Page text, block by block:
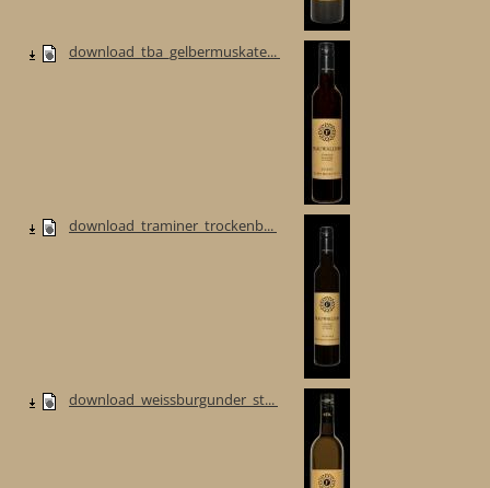
download_tba_gelbermuskate...
download_traminer_trockenb...
download_weissburgunder_st...